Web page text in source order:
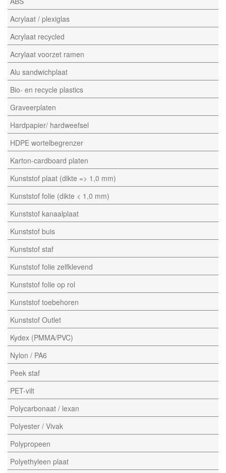
Acrylaat / plexiglas
Acrylaat recycled
Acrylaat voorzet ramen
Alu sandwichplaat
Bio- en recycle plastics
Graveerplaten
Hardpapier/ hardweefsel
HDPE wortelbegrenzer
Karton-cardboard platen
Kunststof plaat (dikte => 1,0 mm)
Kunststof folie (dikte < 1,0 mm)
Kunststof kanaalplaat
Kunststof buis
Kunststof staf
Kunststof folie zelfklevend
Kunststof folie op rol
Kunststof toebehoren
Kunststof Outlet
Kydex (PMMA/PVC)
Nylon / PA6
Peek staf
PET-vilt
Polycarbonaat / lexan
Polyester / Vivak
Polypropeen
Polyethyleen plaat